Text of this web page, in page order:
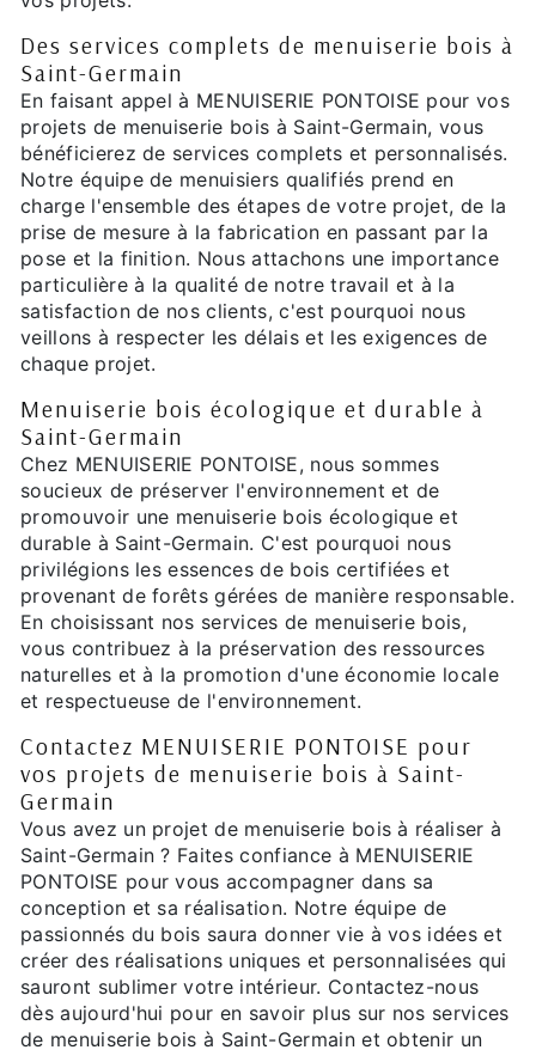
Des services complets de menuiserie bois à
Saint-Germain
En faisant appel à MENUISERIE PONTOISE pour vos
projets de menuiserie bois à Saint-Germain, vous
bénéficierez de services complets et personnalisés.
Notre équipe de menuisiers qualifiés prend en
charge l'ensemble des étapes de votre projet, de la
prise de mesure à la fabrication en passant par la
pose et la finition. Nous attachons une importance
particulière à la qualité de notre travail et à la
satisfaction de nos clients, c'est pourquoi nous
veillons à respecter les délais et les exigences de
chaque projet.
Menuiserie bois écologique et durable à
Saint-Germain
Chez MENUISERIE PONTOISE, nous sommes
soucieux de préserver l'environnement et de
promouvoir une menuiserie bois écologique et
durable à Saint-Germain. C'est pourquoi nous
privilégions les essences de bois certifiées et
provenant de forêts gérées de manière responsable.
En choisissant nos services de menuiserie bois,
vous contribuez à la préservation des ressources
naturelles et à la promotion d'une économie locale
et respectueuse de l'environnement.
Contactez MENUISERIE PONTOISE pour
vos projets de menuiserie bois à Saint-
Germain
Vous avez un projet de menuiserie bois à réaliser à
Saint-Germain ? Faites confiance à MENUISERIE
PONTOISE pour vous accompagner dans sa
conception et sa réalisation. Notre équipe de
passionnés du bois saura donner vie à vos idées et
créer des réalisations uniques et personnalisées qui
sauront sublimer votre intérieur. Contactez-nous
dès aujourd'hui pour en savoir plus sur nos services
de menuiserie bois à Saint-Germain et obtenir un